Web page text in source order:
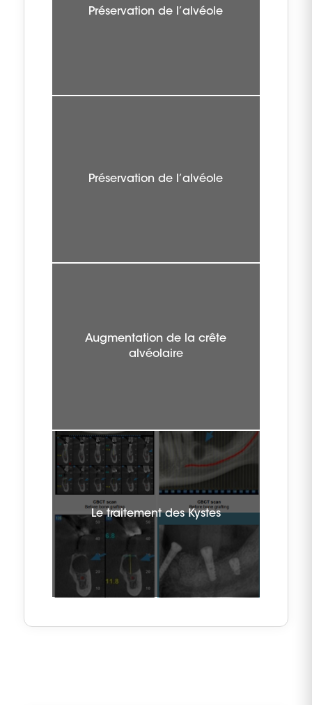
Préservation de l’alvéole
Préservation de l’alvéole
Augmentation de la crête
alvéolaire
Le traitement des Kystes